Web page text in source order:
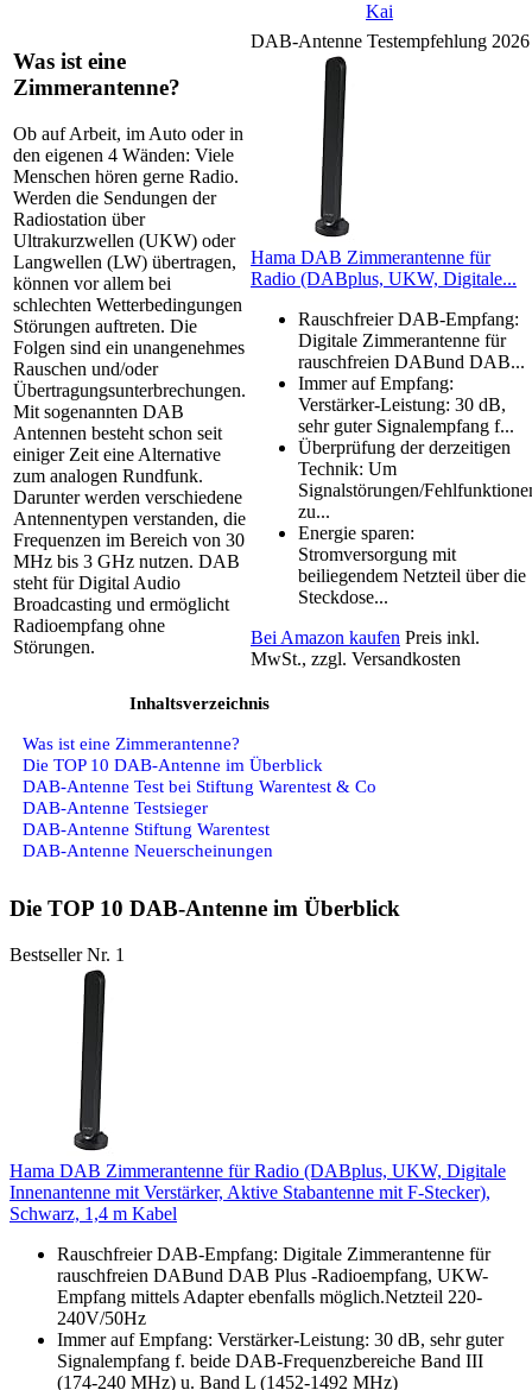
Kai
Was ist eine
Zimmerantenne?
Ob auf Arbeit, im Auto oder in
den eigenen 4 Wänden: Viele
Menschen hören gerne Radio.
Werden die Sendungen der
Radiostation über
Ultrakurzwellen (UKW) oder
Langwellen (LW) übertragen,
können vor allem bei
schlechten Wetterbedingungen
Störungen auftreten. Die
Folgen sind ein unangenehmes
Rauschen und/oder
Übertragungsunterbrechungen.
Mit sogenannten DAB
Antennen besteht schon seit
einiger Zeit eine Alternative
zum analogen Rundfunk.
Darunter werden verschiedene
Antennentypen verstanden, die
Frequenzen im Bereich von 30
MHz bis 3 GHz nutzen. DAB
steht für Digital Audio
Broadcasting und ermöglicht
Radioempfang ohne
Störungen.
DAB-Antenne Testempfehlung 2026
Hama DAB Zimmerantenne für
Radio (DABplus, UKW, Digitale...
Rauschfreier DAB-Empfang:
Digitale Zimmerantenne für
rauschfreien DABund DAB...
Immer auf Empfang:
Verstärker-Leistung: 30 dB,
sehr guter Signalempfang f...
Überprüfung der derzeitigen
Technik: Um
Signalstörungen/
zu...
Energie sparen:
Stromversorgung mit
beiliegendem Netzteil über die
Steckdose...
Bei Amazon kaufen Preis inkl.
MwSt., zzgl. Versandkosten
Inhaltsverzeichnis
Was ist eine Zimmerantenne?
Die TOP 10 DAB-Antenne im Überblick
DAB-Antenne Test bei Stiftung Warentest & Co
DAB-Antenne Testsieger
DAB-Antenne Stiftung Warentest
DAB-Antenne Neuerscheinungen
Die TOP 10 DAB-Antenne im Überblick
Bestseller Nr. 1
Hama DAB Zimmerantenne für Radio (DABplus, UKW, Digitale
Innenantenne mit Verstärker, Aktive Stabantenne mit F-Stecker),
Schwarz, 1,4 m Kabel
Rauschfreier DAB-Empfang: Digitale Zimmerantenne für
rauschfreien DABund DAB Plus -Radioempfang, UKW-
Empfang mittels Adapter ebenfalls möglich.Netzteil 220-
240V/50Hz
Immer auf Empfang: Verstärker-Leistung: 30 dB, sehr guter
Signalempfang f. beide DAB-Frequenzbereiche Band III
(174-240 MHz) u. Band L (1452-1492 MHz)